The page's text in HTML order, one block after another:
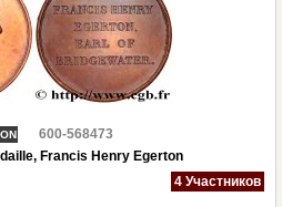
600-568473
Francis Henry Egerton
4 Участников